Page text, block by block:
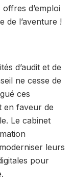
d’emploi
de l’aventure !
d’audit et de
ne cesse de
ces
en faveur de
Le cabinet
leurs
pour